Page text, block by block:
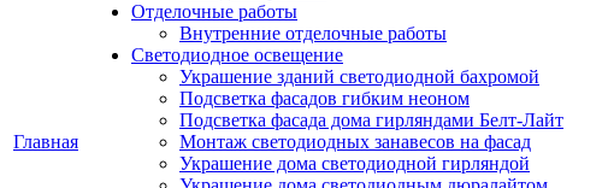
Главная
Отделочные работы
Внутренние отделочные работы
Светодиодное освещение
Украшение зданий светодиодной бахромой
Подсветка фасадов гибким неоном
Подсветка фасада дома гирляндами Белт-Лайт
Монтаж светодиодных занавесов на фасад
Украшение дома светодиодной гирляндой